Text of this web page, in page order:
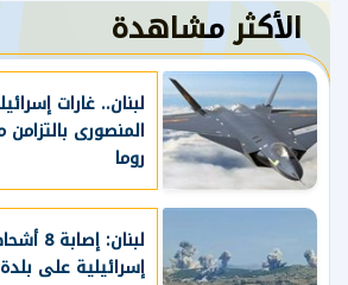
الأكثر مشاهدة
لبنان.. غارات
المنصورى
روما
لبنان:
إسرائيلية على